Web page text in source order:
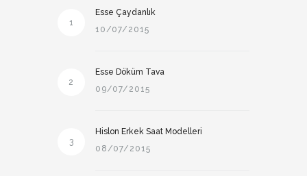
1
Esse Çaydanlık
10/07/2015
2
Esse Döküm Tava
09/07/2015
3
Hislon Erkek Saat Modelleri
08/07/2015